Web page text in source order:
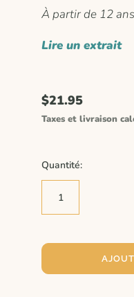
À partir de 12 ans
Lire un extrait
$21.95
Taxes et livraison
Quantité: